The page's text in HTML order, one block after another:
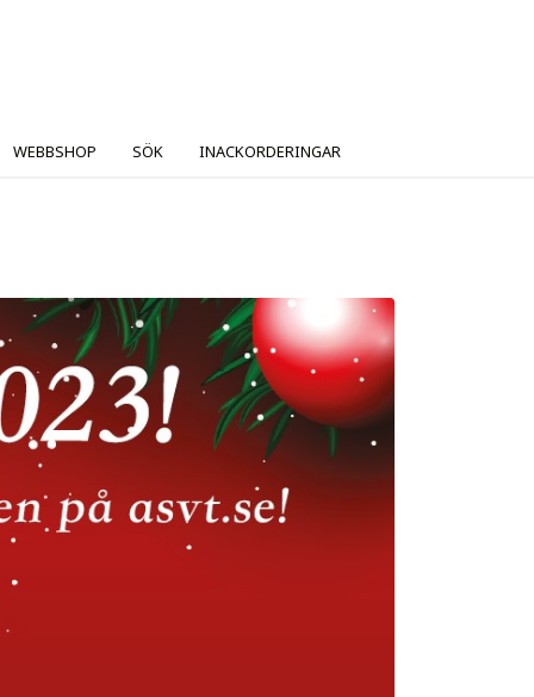
WEBBSHOP SÖK INACKORDERINGAR